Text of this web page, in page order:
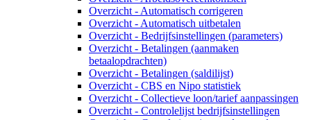
Overzicht - Automatisch corrigeren
Overzicht - Automatisch uitbetalen
Overzicht - Bedrijfsinstellingen (parameters)
Overzicht - Betalingen (aanmaken
betaalopdrachten)
Overzicht - Betalingen (saldilijst)
Overzicht - CBS en Nipo statistiek
Overzicht - Collectieve loon/tarief aanpassingen
Overzicht - Controlelijst bedrijfsinstellingen